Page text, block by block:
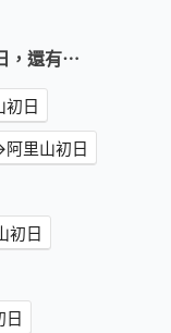
，還有⋯
日
里山初日
初日
日